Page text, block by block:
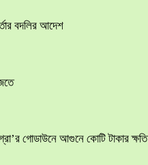
বদলির আদেশ
গোডাউনে আগুনে কোটি টাকার ক্ষতি